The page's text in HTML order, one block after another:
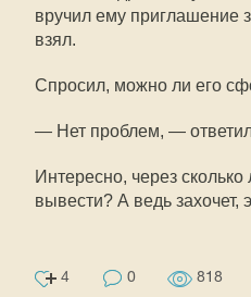
вручил ему приглашение
взял.
Спросил, можно ли его
— Нет проблем, —
Интересно, через сколько
вывести? А ведь захочет,
4 0 818